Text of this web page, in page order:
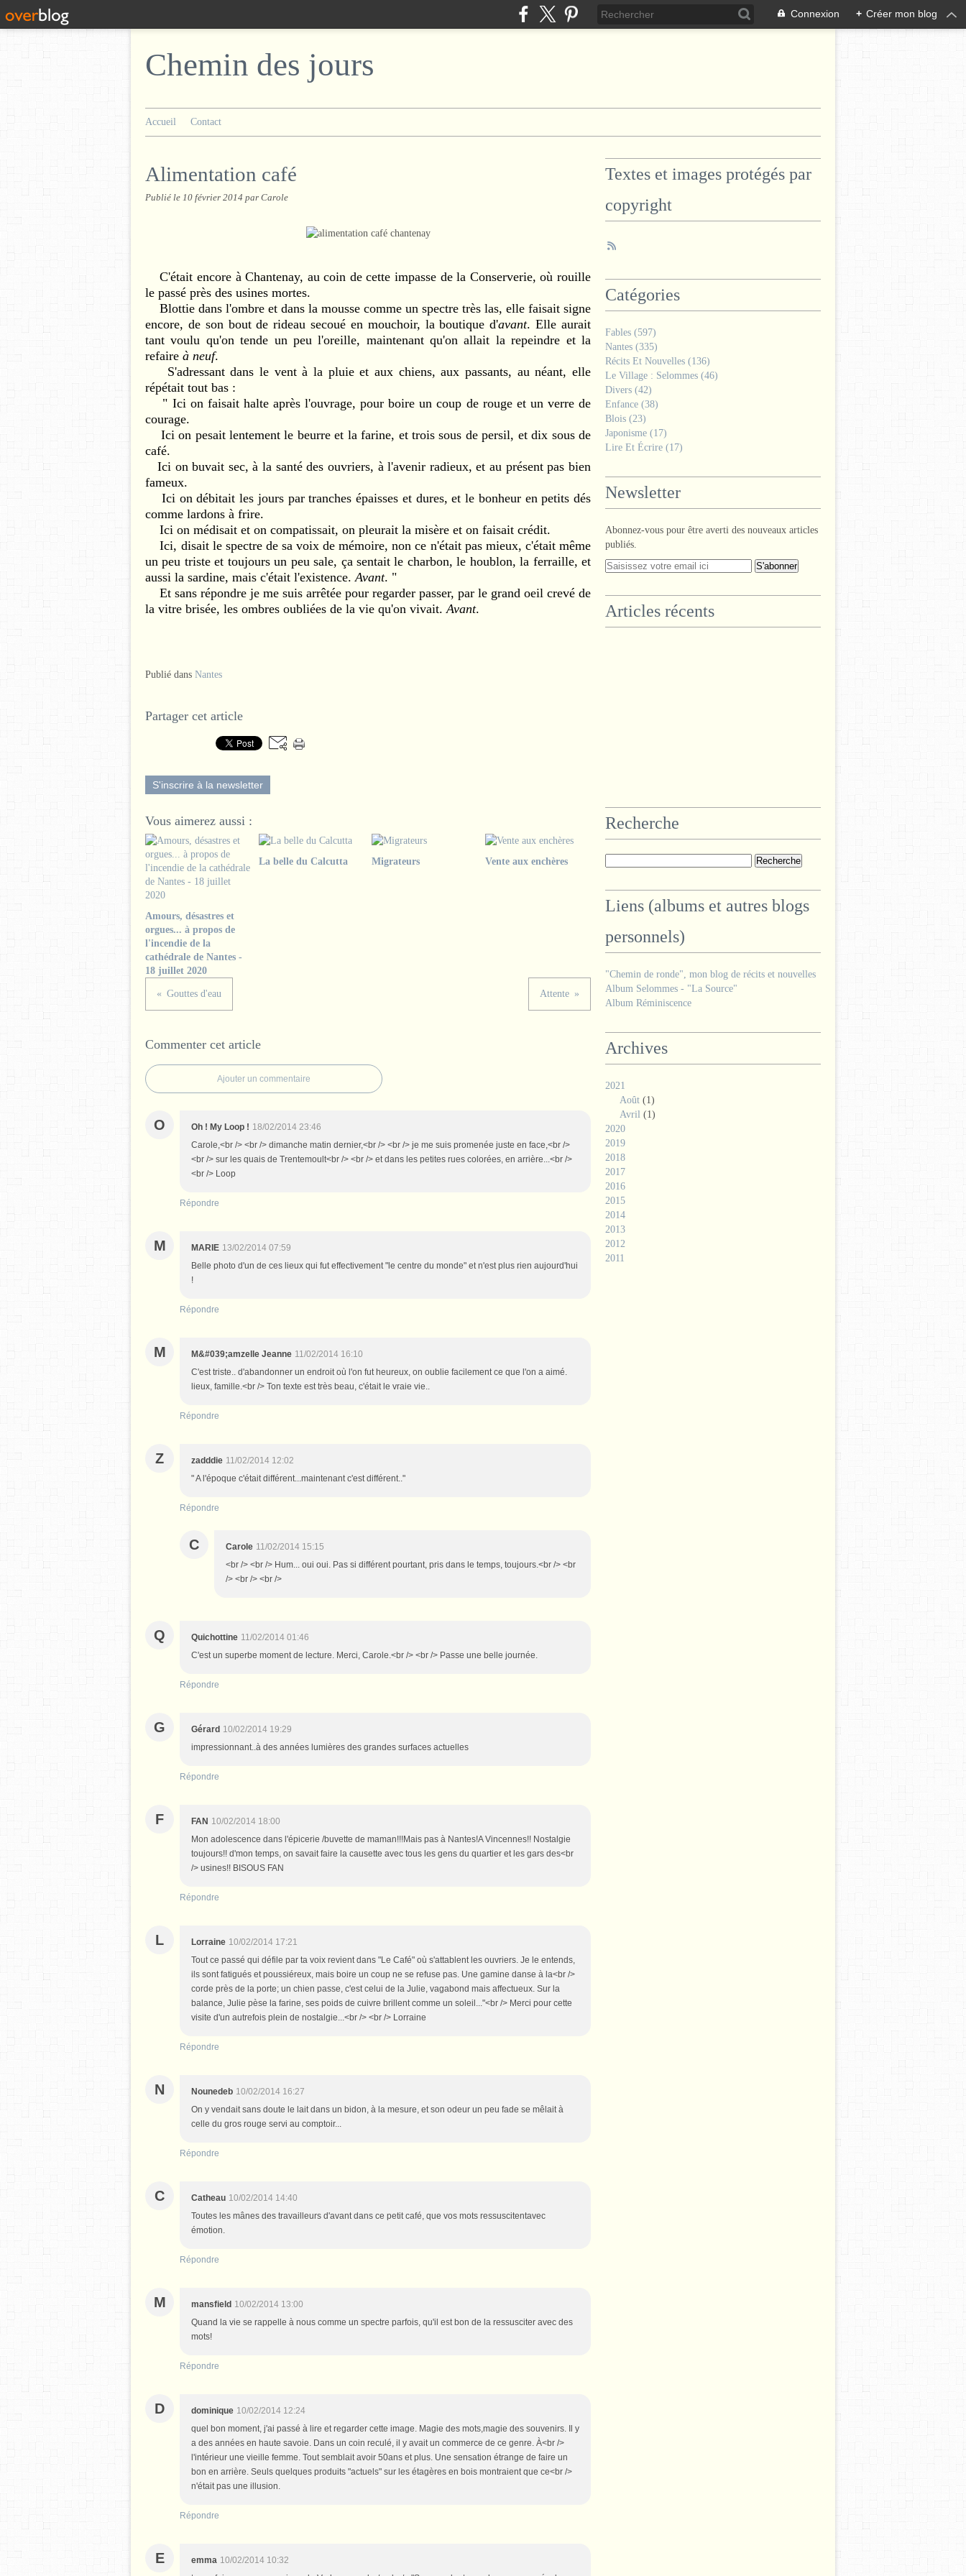
Connexion + Créer mon blog
Chemin des jours
Accueil Contact
Alimentation café
Publié le 10 février 2014 par Carole
C'était encore à Chantenay, au coin de cette impasse de la Conserverie, où rouille
le passé près des usines mortes.
Blottie dans l'ombre et dans la mousse comme un spectre très las, elle faisait signe
encore, de son bout de rideau secoué en mouchoir, la boutique d'avant. Elle aurait
tant voulu qu'on tende un peu l'oreille, maintenant qu'on allait la repeindre et la
refaire à neuf.
S'adressant dans le vent à la pluie et aux chiens, aux passants, au néant, elle
répétait tout bas :
" Ici on faisait halte après l'ouvrage, pour boire un coup de rouge et un verre de
courage.
Ici on pesait lentement le beurre et la farine, et trois sous de persil, et dix sous de
café.
Ici on buvait sec, à la santé des ouvriers, à l'avenir radieux, et au présent pas bien
fameux.
Ici on débitait les jours par tranches épaisses et dures, et le bonheur en petits dés
comme lardons à frire.
Ici on médisait et on compatissait, on pleurait la misère et on faisait crédit.
Ici, disait le spectre de sa voix de mémoire, non ce n'était pas mieux, c'était même
un peu triste et toujours un peu sale, ça sentait le charbon, le houblon, la ferraille, et
aussi la sardine, mais c'était l'existence.Avant. "
Et sans répondre je me suis arrêtée pour regarder passer, par le grand oeil crevé de
la vitre brisée, les ombres oubliées de la vie qu'on vivait.Avant.
Publié dans Nantes
Partager cet article
S'inscrire à la newsletter
Vous aimerez aussi :
Amours, désastres et
orgues... à propos de
l'incendie de la
cathédrale de Nantes -
18 juillet 2020
La belle du Calcutta Migrateurs Vente aux enchères
Gouttes d'eau Attente
Commenter cet article
Ajouter un commentaire
O Oh ! My Loop ! 18/02/2014 23:46
Carole,<br /> <br /> dimanche matin dernier,<br /> <br /> je me suis promenée juste en face,<br />
<br /> sur les quais de Trentemoult<br /> <br /> et dans les petites rues colorées, en arrière...<br />
<br /> Loop
Répondre
M MARIE 13/02/2014 07:59
Belle photo d'un de ces lieux qui fut effectivement "le centre du monde" et n'est plus rien aujourd'hui
!
Répondre
M M&#039;amzelle Jeanne 11/02/2014 16:10
C'est triste.. d'abandonner un endroit où l'on fut heureux, on oublie facilement ce que l'on a aimé.
lieux, famille.<br /> Ton texte est très beau, c'était le vraie vie..
Répondre
Z zadddie 11/02/2014 12:02
" A l'époque c'était différent...maintenant c'est différent.."
Répondre
C Carole 11/02/2014 15:15
<br /> <br /> Hum... oui oui. Pas si différent pourtant, pris dans le temps, toujours.<br /> <br
/> <br /> <br />
Q Quichottine 11/02/2014 01:46
C'est un superbe moment de lecture. Merci, Carole.<br /> <br /> Passe une belle journée.
Répondre
G Gérard 10/02/2014 19:29
impressionnant..à des années lumières des grandes surfaces actuelles
Répondre
F FAN 10/02/2014 18:00
Mon adolescence dans l'épicerie /buvette de maman!!!Mais pas à Nantes!A Vincennes!! Nostalgie
toujours!! d'mon temps, on savait faire la causette avec tous les gens du quartier et les gars des<br
/> usines!! BISOUS FAN
Répondre
L Lorraine 10/02/2014 17:21
Tout ce passé qui défile par ta voix revient dans "Le Café" où s'attablent les ouvriers. Je le entends,
ils sont fatigués et poussiéreux, mais boire un coup ne se refuse pas. Une gamine danse à la<br />
corde près de la porte; un chien passe, c'est celui de la Julie, vagabond mais affectueux. Sur la
balance, Julie pèse la farine, ses poids de cuivre brillent comme un soleil..."<br /> Merci pour cette
visite d'un autrefois plein de nostalgie...<br /> <br /> Lorraine
Répondre
N Nounedeb 10/02/2014 16:27
On y vendait sans doute le lait dans un bidon, à la mesure, et son odeur un peu fade se mêlait à
celle du gros rouge servi au comptoir...
Répondre
C Catheau 10/02/2014 14:40
Toutes les mânes des travailleurs d'avant dans ce petit café, que vos mots ressuscitentavec
émotion.
Répondre
M mansfield 10/02/2014 13:00
Quand la vie se rappelle à nous comme un spectre parfois, qu'il est bon de la ressusciter avec des
mots!
Répondre
D dominique 10/02/2014 12:24
quel bon moment, j'ai passé à lire et regarder cette image. Magie des mots,magie des souvenirs. Il y
a des années en haute savoie. Dans un coin reculé, il y avait un commerce de ce genre. À<br />
l'intérieur une vieille femme. Tout semblait avoir 50ans et plus. Une sensation étrange de faire un
bon en arrière. Seuls quelques produits "actuels" sur les étagères en bois montraient que ce<br />
n'était pas une illusion.
Répondre
E emma 10/02/2014 10:32
Textes et images protégés par
copyright
Catégories
Fables (597)
Nantes (335)
Récits Et Nouvelles (136)
Le Village : Selommes (46)
Divers (42)
Enfance (38)
Blois (23)
Japonisme (17)
Lire Et Écrire (17)
Newsletter
Abonnez-vous pour être averti des nouveaux articles
publiés.
Articles récents
Recherche
Liens (albums et autres blogs
personnels)
"Chemin de ronde", mon blog de récits et nouvelles
Album Selommes - "La Source"
Album Réminiscence
Archives
2021
Août (1)
Avril (1)
2020
2019
2018
2017
2016
2015
2014
2013
2012
2011